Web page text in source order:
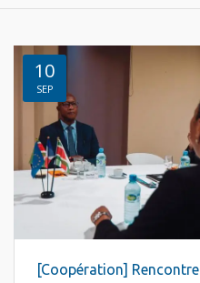
10
SEP
[Coopération] Rencontre